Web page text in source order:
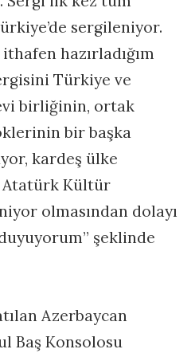
sergileniyor.
hazırladığım
Türkiye ve
birliğinin, ortak
bir başka
kardeş ülke
Atatürk Kültür
olmasından dolayı
şeklinde
Azerbaycan
Baş Konsolosu